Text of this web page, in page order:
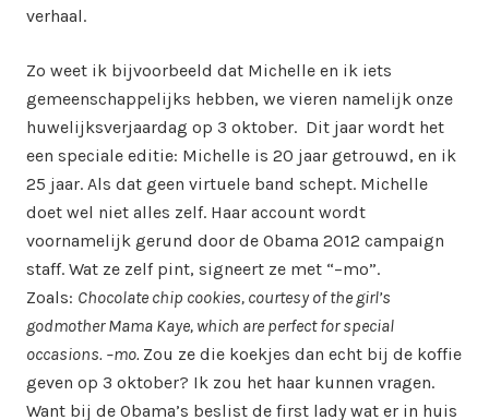
verhaal.
Zo weet ik bijvoorbeeld dat Michelle en ik iets
gemeenschappelijks hebben, we vieren namelijk onze
huwelijksverjaardag op 3 oktober. Dit jaar wordt het
een speciale editie: Michelle is 20 jaar getrouwd, en ik
25 jaar. Als dat geen virtuele band schept. Michelle
doet wel niet alles zelf. Haar account wordt
voornamelijk gerund door de Obama 2012 campaign
staff. Wat ze zelf pint, signeert ze met “–mo”.
Zoals: Chocolate chip cookies, courtesy of the girl’s
godmother Mama Kaye, which are perfect for special
occasions. –mo. Zou ze die koekjes dan echt bij de koffie
geven op 3 oktober? Ik zou het haar kunnen vragen.
Want bij de Obama’s beslist de first lady wat er in huis